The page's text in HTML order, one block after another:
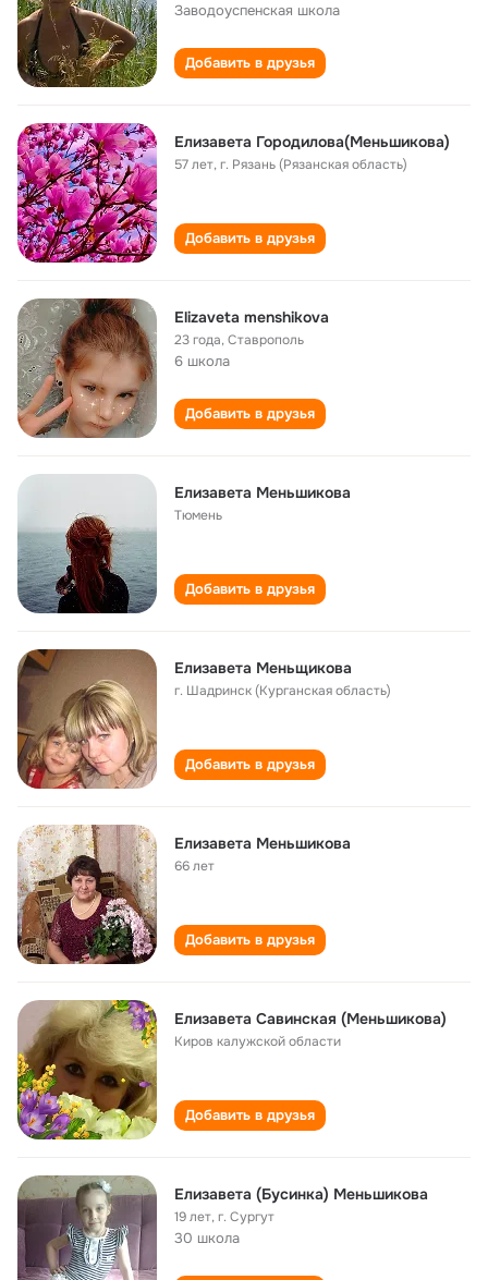
Заводоуспенская школа
Добавить в друзья
Елизавета Городилова(Меньшикова)
57 лет,г. Рязань (Рязанская область)
Добавить в друзья
Elizaveta menshikova
23 года,Ставрополь
6 школа
Добавить в друзья
Елизавета Меньшикова
Тюмень
Добавить в друзья
Елизавета Меньщикова
г. Шадринск (Курганская область)
Добавить в друзья
Елизавета Меньшикова
66 лет
Добавить в друзья
Елизавета Савинская (Меньшикова)
Киров калужской области
Добавить в друзья
Елизавета (Бусинка) Меньшикова
19 лет,г. Сургут
30 школа